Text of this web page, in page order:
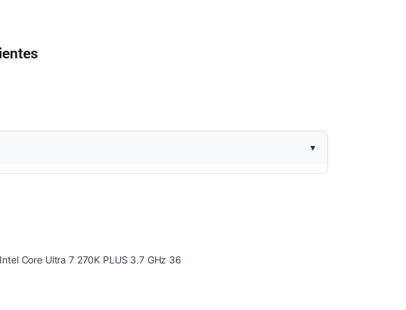
Core Ultra 7 270K PLUS 3.7 GHz 36